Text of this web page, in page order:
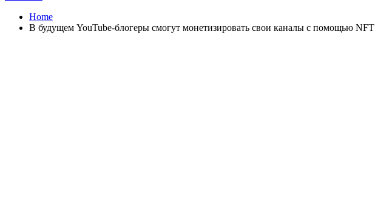
Home
В будущем YouTube-блогеры смогут монетизировать свои каналы с помощью NFT